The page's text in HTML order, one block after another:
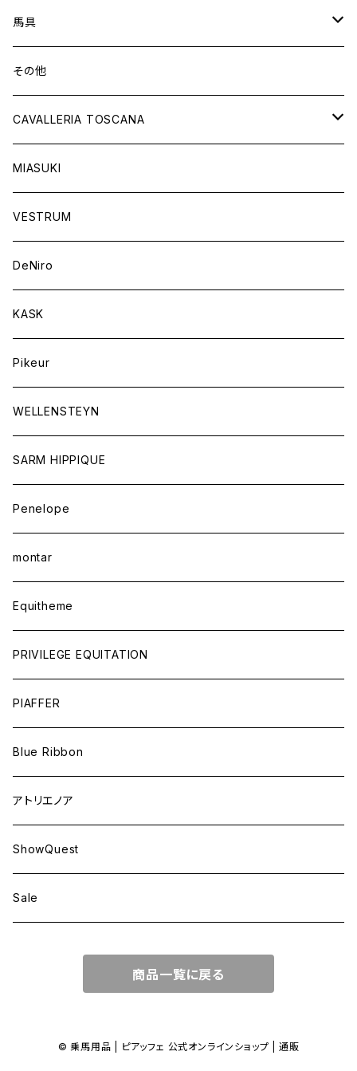
シャツ
オーダーロングブーツ
ショートブーツ
チャップス
ベルト
グローブ
ソックス
キャップ
アスコットタイ
バッグ
ネクタイ
スカーフ
ジュエリー
馬具
サドルパッド
イヤーネット
バンデージ
ラグ
その他
CAVALLERIA TOSCANA
レディス
競技用ジャケット
キュロット
メンズ
競技用ジャケット
キュロット
MIASUKI
VESTRUM
DeNiro
KASK
Pikeur
WELLENSTEYN
SARM HIPPIQUE
Penelope
montar
Equitheme
PRIVILEGE EQUITATION
PIAFFER
Blue Ribbon
アトリエノア
ShowQuest
Sale
商品一覧に戻る
© 乗馬用品 | ピアッフェ 公式オンラインショップ | 通販